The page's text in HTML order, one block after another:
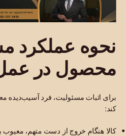
نحوه عملکرد
محصول در
برای اثبات مسئولیت، فرد آسیب‌دیده
کند:
کالا هنگام خروج از دست متهم،